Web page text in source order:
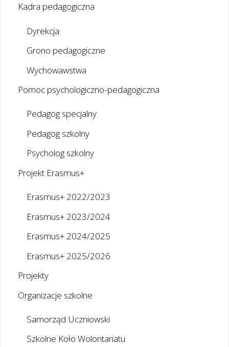
Kadra pedagogiczna
Dyrekcja
Grono pedagogiczne
Wychowawstwa
Pomoc psychologiczno-pedagogiczna
Pedagog specjalny
Pedagog szkolny
Psycholog szkolny
Projekt Erasmus+
Erasmus+ 2022/2023
Erasmus+ 2023/2024
Erasmus+ 2024/2025
Erasmus+ 2025/2026
Projekty
Organizacje szkolne
Samorząd Uczniowski
Szkolne Koło Wolontariatu